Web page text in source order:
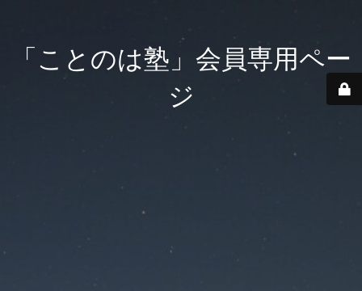
「ことのは塾」会員専用ペー
ジ